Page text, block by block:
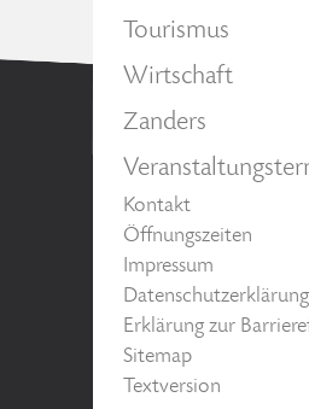
Tourismus
Wirtschaft
Zanders
Kontakt
Öffnungszeiten
Impressum
Datenschutzerklärung
Erklärung zur
Sitemap
Textversion